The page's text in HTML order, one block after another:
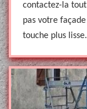
contactez-la
pas votre
touche plus